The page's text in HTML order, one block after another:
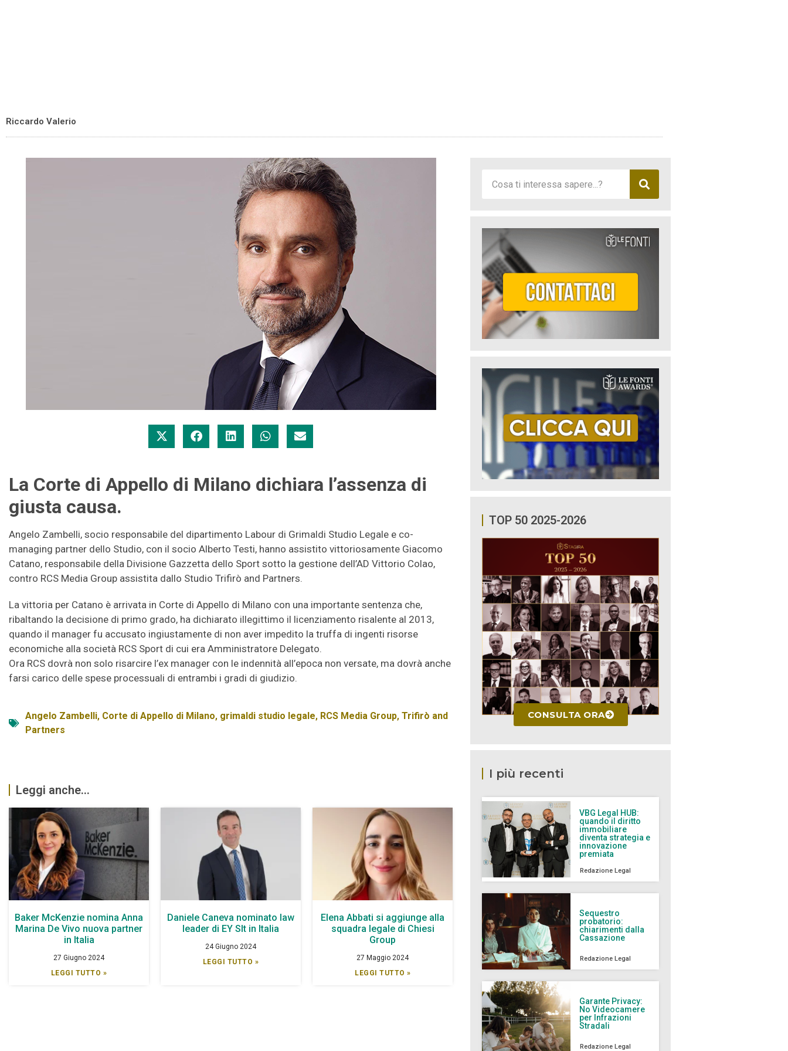
Riccardo Valerio
La Corte di Appello di Milano dichiara l’assenza di
giusta causa.
Angelo Zambelli, socio responsabile del dipartimento Labour di Grimaldi Studio Legale e co-
managing partner dello Studio, con il socio Alberto Testi, hanno assistito vittoriosamente Giacomo
Catano, responsabile della Divisione Gazzetta dello Sport sotto la gestione dell’AD Vittorio Colao,
contro RCS Media Group assistita dallo Studio Trifirò and Partners.
La vittoria per Catano è arrivata in Corte di Appello di Milano con una importante sentenza che,
ribaltando la decisione di primo grado, ha dichiarato illegittimo il licenziamento risalente al 2013,
quando il manager fu accusato ingiustamente di non aver impedito la truffa di ingenti risorse
economiche alla società RCS Sport di cui era Amministratore Delegato.
Ora RCS dovrà non solo risarcire l’ex manager con le indennità all’epoca non versate, ma dovrà anche
farsi carico delle spese processuali di entrambi i gradi di giudizio.
Angelo Zambelli, Corte di Appello di Milano, grimaldi studio legale, RCS Media Group, Trifirò and
Partners
Leggi anche...
Baker McKenzie nomina Anna
Marina De Vivo nuova partner
in Italia
27 Giugno 2024
LEGGI TUTTO »
Daniele Caneva nominato law
leader di EY Slt in Italia
24 Giugno 2024
LEGGI TUTTO »
Elena Abbati si aggiunge alla
squadra legale di Chiesi
Group
27 Maggio 2024
LEGGI TUTTO »
TOP 50 2025-2026
CONSULTA ORA
I più recenti
VBG Legal HUB:
quando il diritto
immobiliare
diventa strategia e
innovazione
premiata
Redazione Legal
Sequestro
probatorio:
chiarimenti dalla
Cassazione
Redazione Legal
Garante Privacy:
No Videocamere
per Infrazioni
Stradali
Redazione Legal